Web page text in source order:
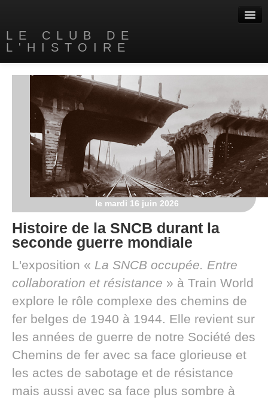
LE CLUB DE
L'HISTOIRE
Nos livres
Contact
le mardi 16 juin 2026
Histoire de la SNCB durant la
seconde guerre mondiale
L'exposition « La SNCB occupée. Entre
collaboration et résistance » à Train World
explore le rôle complexe des chemins de
fer belges de 1940 à 1944. Elle revient sur
les années de guerre de notre Société des
Chemins de fer avec sa face glorieuse et
les actes de sabotage et de résistance
mais aussi avec sa face plus sombre à